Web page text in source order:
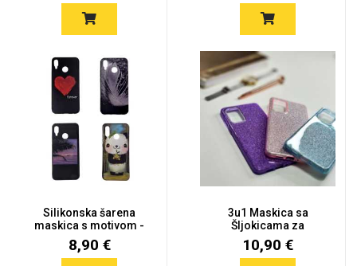
Silikonska šarena
maskica s motivom -
Galaxy A...
8,90 €
3u1 Maskica sa
Šljokicama za
Samsung Galaxy A6...
10,90 €